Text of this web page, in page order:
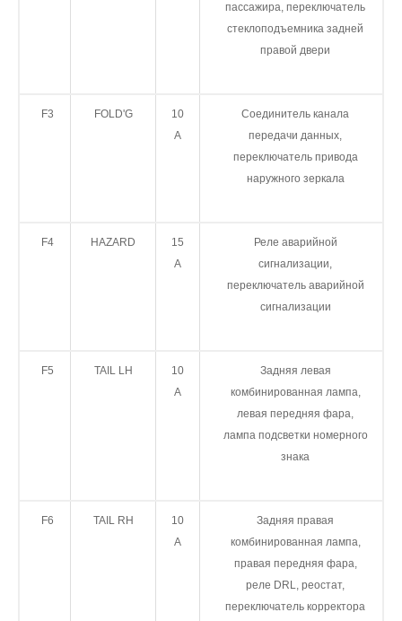
пассажира, переключатель
стеклоподъемника задней
правой двери
F3 FOLD'G
10
A
Соединитель канала
передачи данных,
переключатель привода
наружного зеркала
F4 HAZARD
15
А
Реле аварийной
сигнализации,
переключатель аварийной
сигнализации
F5 TAIL LH
10
А
Задняя левая
комбинированная лампа,
левая передняя фара,
лампа подсветки номерного
знака
F6 TAIL RH
10
А
Задняя правая
комбинированная лампа,
правая передняя фара,
реле DRL, реостат,
переключатель корректора